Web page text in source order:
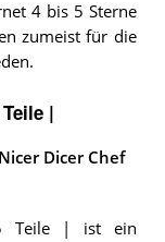
4 bis 5 Sterne
zumeist für die
|
Dicer Chef
Teile | ist ein